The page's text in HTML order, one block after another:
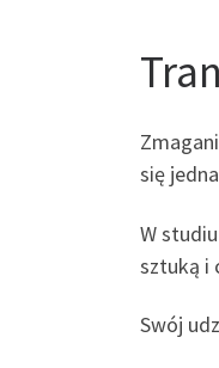
się
W
sztuką i
Swój